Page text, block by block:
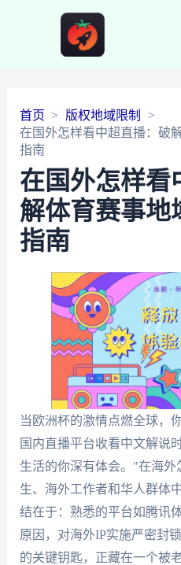
首页
版权地域限制
在国外怎样看中超直播：破
指南
在国外怎样看
解体育赛事地
指南
当欧洲杯的激情点燃全球，
国内直播平台收看中文解说
生活的你深有体会。"在海
生、海外工作者和华人群体
结在于：熟悉的平台如腾讯
原因，对海外IP实施严密封
的关键钥匙，正藏在一个被